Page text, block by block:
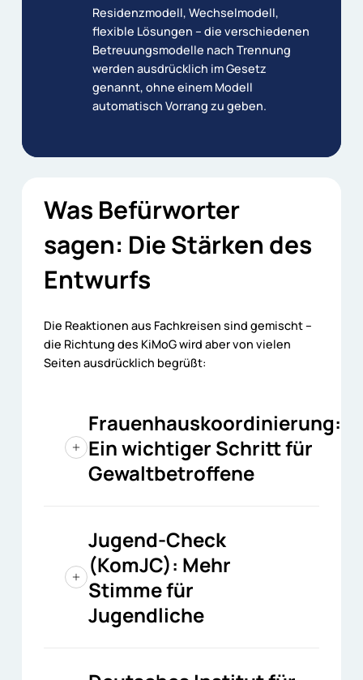
Residenzmodell, Wechselmodell,
flexible Lösungen – die verschiedenen
Betreuungsmodelle nach Trennung
werden ausdrücklich im Gesetz
genannt, ohne einem Modell
automatisch Vorrang zu geben.
Was Befürworter
sagen: DieStärken des
Entwurfs
Die Reaktionen aus Fachkreisen sind gemischt –
die Richtung des KiMoG wird aber von vielen
Seiten ausdrücklich begrüßt:
Frauenhauskoordinierung:
Ein wichtiger Schritt für
Gewaltbetroffene
Frauenhauskoordinierung begrüßen den
Entwurf ausdrücklich. Die Definition
häuslicher Gewalt nach der Istanbul-
Konvention und die Verankerung des
Schutzes vor miterlebter Gewalt als
Kindeswohlbelang seien deutliche
Jugend-Check
(KomJC): Mehr
Stimme für
Jugendliche
Mitbestimmungsrechten ab 14 Jahren